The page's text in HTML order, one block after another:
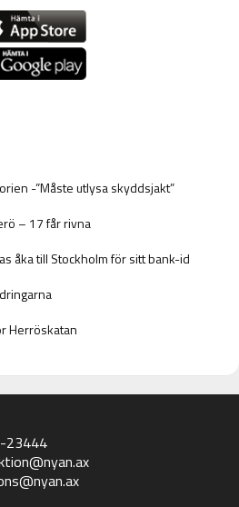
-”Måste utlysa skyddsjakt”
– 17 får rivna
åka till Stockholm för sitt bank-id
Herröskatan
23444